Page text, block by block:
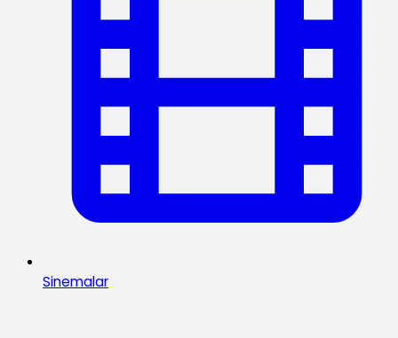
Sinemalar